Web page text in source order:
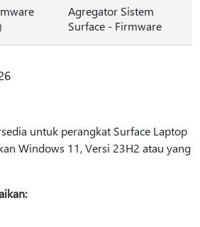
Agregator Sistem
Surface - Firmware
untuk perangkat Surface Laptop
Windows 11, Versi 23H2 atau yang